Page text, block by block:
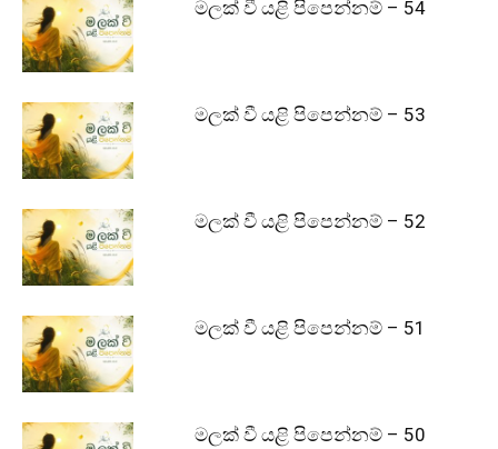
මලක් වී යළි පිපෙන්නම් – 54
මලක් වී යළි පිපෙන්නම් – 53
මලක් වී යළි පිපෙන්නම් – 52
මලක් වී යළි පිපෙන්නම් – 51
මලක් වී යළි පිපෙන්නම් – 50